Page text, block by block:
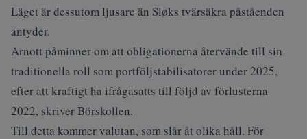
Läget är dessutom ljusare än Sløks tvärsäkra påståenden
antyder.
Arnott påminner om att obligationerna återvände till sin
traditionella roll som portföljstabilisatorer under 2025,
efter att kraftigt ha ifrågasatts till följd av förlusterna
2022, skriverBörskollen.
Till detta kommer valutan, som slår åt olika håll. För